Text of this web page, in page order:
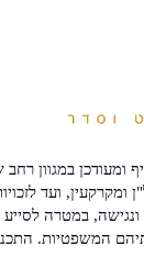
ומעודכן במגוון
ומקרקעין, ועד
במטרה לסייע
המשפטיות.